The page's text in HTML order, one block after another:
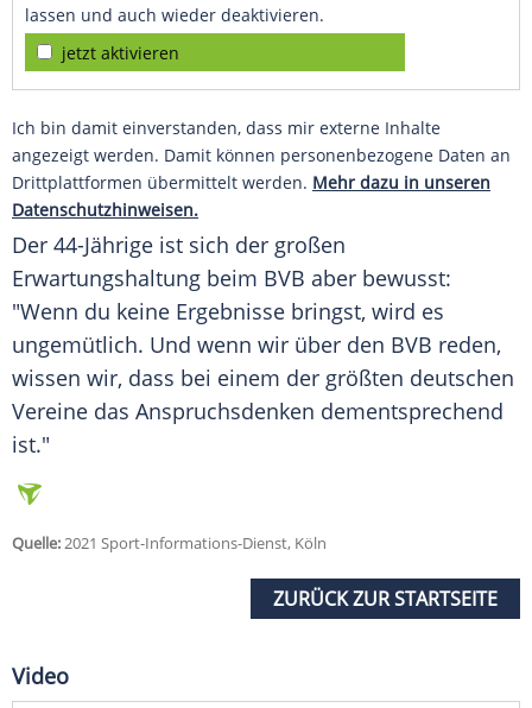
lassen und auch wieder deaktivieren.
jetzt aktivieren
Ich bin damit einverstanden, dass mir externe Inhalte
angezeigt werden. Damit können personenbezogene Daten an
Drittplattformen übermittelt werden. Mehr dazu in unseren
Datenschutzhinweisen.
Der 44-Jährige ist sich der großen
Erwartungshaltung beim BVB aber bewusst:
"Wenn du keine Ergebnisse bringst, wird es
ungemütlich. Und wenn wir über den BVB reden,
wissen wir, dass bei einem der größten deutschen
Vereine das Anspruchsdenken dementsprechend
ist."
Quelle:2021 Sport-Informations-Dienst, Köln
ZURÜCK ZUR STARTSEITE
Video